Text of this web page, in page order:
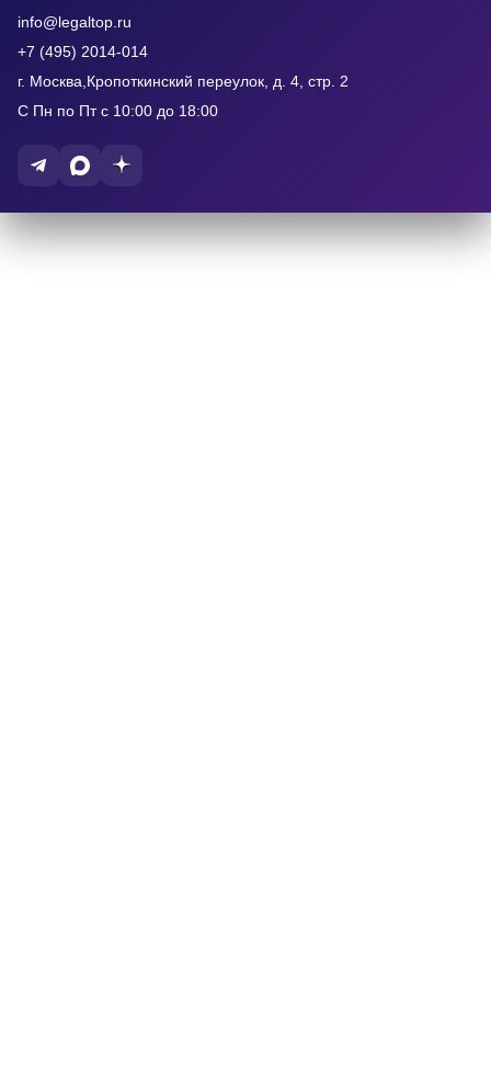
info@legaltop.ru
+7 (495) 2014-014
г. Москва,Кропоткинский переулок, д. 4, стр. 2
С Пн по Пт с 10:00 до 18:00